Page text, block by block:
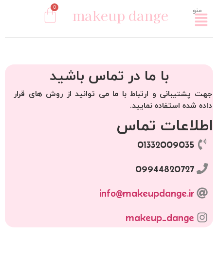
منو makeup dange
0
با ما در تماس باشید
جهت پشتیبانی و ارتباط با ما می توانید از روش های قرار
داده شده استفاده نمایید.
اطلاعات تماس
01332009035
09944820727
info@makeupdange.ir
makeup_dange